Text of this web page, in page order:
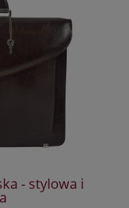
- stylowa i